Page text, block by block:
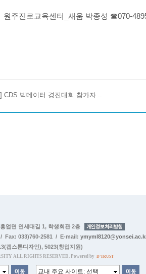
주진로교육센터_새움 박종성 ☎070-
CDS 빅데이터 경진대회 참가자 ..
업면 연세대길 1, 학생회관 2층
/ Fax: 033)760-2581 / E-mail:
캡스톤디자인), 5023(창업지원)
ALL RIGHTS RESERVED. Powered by D'TRUST